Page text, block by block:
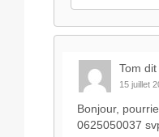
Tom dit
15 juillet
Bonjour,
0625050037